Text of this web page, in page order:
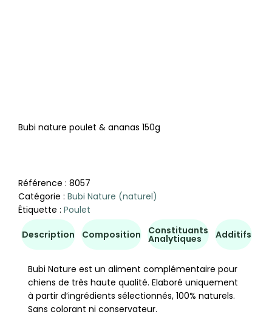
Bubi nature poulet & ananas 150g
Référence : 8057
Catégorie : Bubi Nature (naturel)
Étiquette : Poulet
Description Composition Constituants
Analytiques Additifs
Bubi Nature est un aliment complémentaire pour
chiens de très haute qualité. Elaboré uniquement
à partir d’ingrédients sélectionnés, 100% naturels.
Sans colorant ni conservateur.